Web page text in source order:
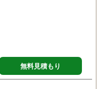
無料見積もり